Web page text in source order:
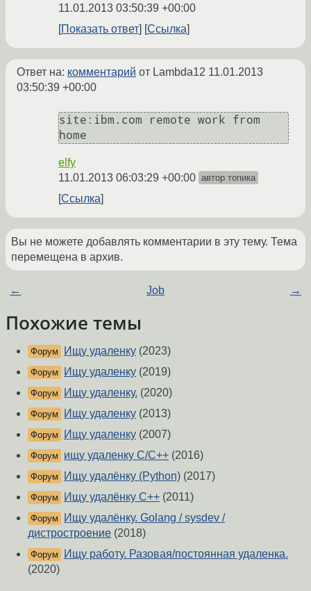
11.01.2013 03:50:39 +00:00
Показать ответ
Ссылка
Ответ на: комментарий от Lambda12 11.01.2013
03:50:39 +00:00
site:ibm.com remote work from
home
elfy
11.01.2013 06:03:29 +00:00 автор топика
Ссылка
Вы не можете добавлять комментарии в эту тему. Тема
перемещена в архив.
← Job →
Похожие темы
Форум Ищу удаленку (2023)
Форум Ищу удаленку (2019)
Форум Ищу удаленку. (2020)
Форум Ищу удаленку (2013)
Форум Ищу удаленку (2007)
Форум ищу удаленку С/С++ (2016)
Форум Ищу удалёнку (Python) (2017)
Форум Ищу удалёнку C++ (2011)
Форум
Ищу удалёнку. Golang / sysdev /
дистростроение (2018)
Форум
Ищу работу. Разовая/постоянная удаленка.
(2020)